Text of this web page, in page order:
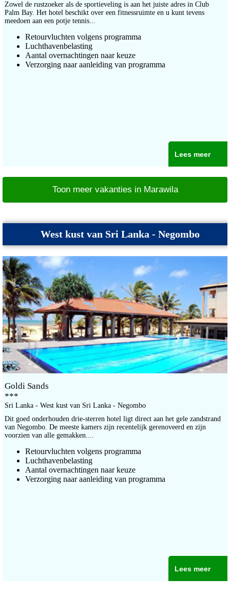
Zowel de rustzoeker als de sportieveling is aan het juiste adres in Club
Palm Bay. Het hotel beschikt over een fitnessruimte en u kunt tevens
meedoen aan een potje tennis...
Retourvluchten volgens programma
Luchthavenbelasting
Aantal overnachtingen naar keuze
Verzorging naar aanleiding van programma
Lees meer
Toon meer vakanties in Marawila
West kust van Sri Lanka - Negombo
Goldi Sands
***
Sri Lanka - West kust van Sri Lanka - Negombo
Dit goed onderhouden drie-sterren hotel ligt direct aan het gele zandstrand
van Negombo. De meeste kamers zijn recentelijk gerenoveerd en zijn
voorzien van alle gemakken....
Retourvluchten volgens programma
Luchthavenbelasting
Aantal overnachtingen naar keuze
Verzorging naar aanleiding van programma
Lees meer